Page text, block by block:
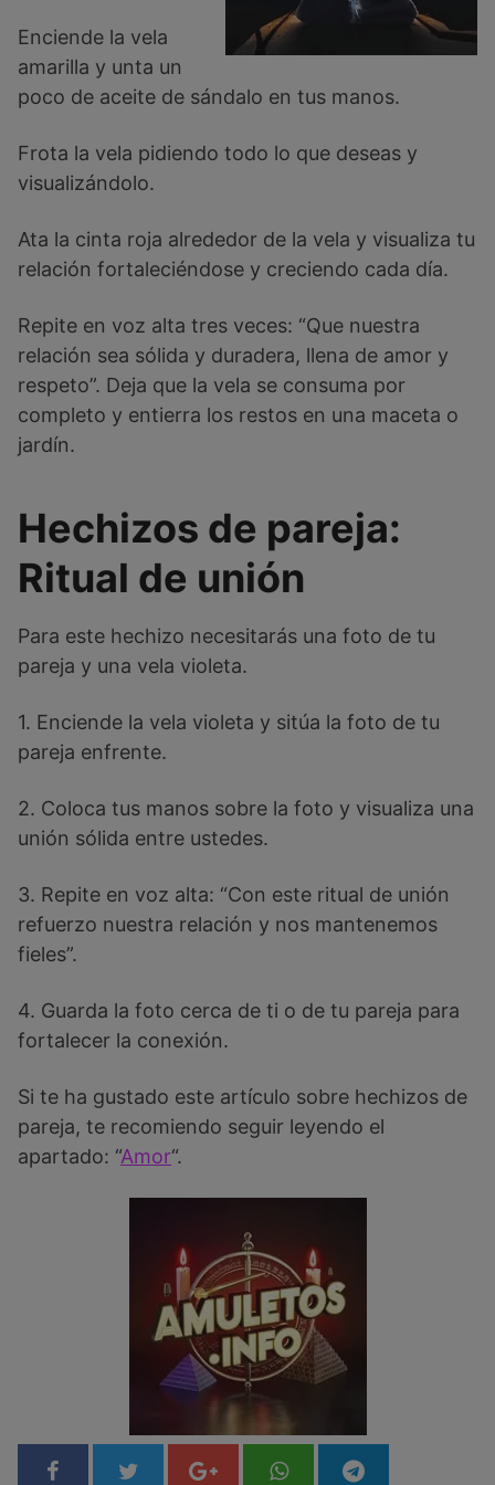
Enciende la vela
amarilla y unta un
poco de aceite de sándalo en tus manos.
Frota la vela pidiendo todo lo que deseas y
visualizándolo.
Ata la cinta roja alrededor de la vela y visualiza tu
relación fortaleciéndose y creciendo cada día.
Repite en voz alta tres veces: “Que nuestra
relación sea sólida y duradera, llena de amor y
respeto”. Deja que la vela se consuma por
completo y entierra los restos en una maceta o
jardín.
Hechizos de pareja:
Ritual de unión
Para este hechizo necesitarás una foto de tu
pareja y una vela violeta.
1. Enciende la vela violeta y sitúa la foto de tu
pareja enfrente.
2. Coloca tus manos sobre la foto y visualiza una
unión sólida entre ustedes.
3. Repite en voz alta: “Con este ritual de unión
refuerzo nuestra relación y nos mantenemos
fieles”.
4. Guarda la foto cerca de ti o de tu pareja para
fortalecer la conexión.
Si te ha gustado este artículo sobre hechizos de
pareja, te recomiendo seguir leyendo el
apartado: “Amor“.